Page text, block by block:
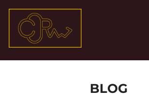
Aller
contenu
BLOG